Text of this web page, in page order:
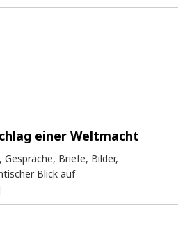
einer Weltmacht
Briefe, Bilder,
Blick auf